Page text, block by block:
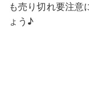
も売り切れ要注意
ょう♪